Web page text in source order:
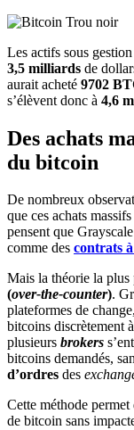
Les actifs sous
3,5 milliards de
aurait acheté 9702
s’élèvent donc à 4,6
Des achats
du bitcoin
De nombreux
que ces achats
pensent que
comme des contrats
Mais la théorie la plus
(over-the-counter).
plateformes de
bitcoins discrètement
plusieurs brokers
bitcoins demandés,
d’ordres des
Cette méthode permet
de bitcoin sans